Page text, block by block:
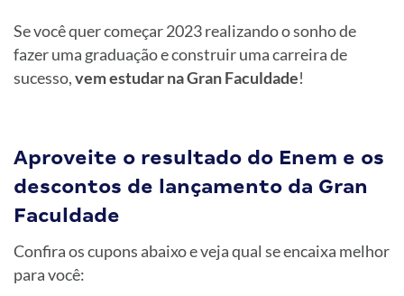
Se você quer começar 2023 realizando o sonho de
fazer uma graduação e construir uma carreira de
sucesso,vem estudar na Gran Faculdade!
Aproveite o resultado do Enem e os
descontos de lançamento da Gran
Faculdade
Confira os cupons abaixo e veja qual se encaixa melhor
para você: